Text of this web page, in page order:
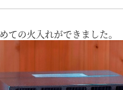
ての火入れができました。